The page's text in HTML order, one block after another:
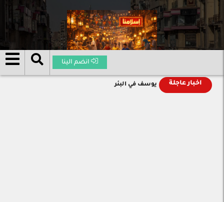
انضم الينا
اخبار عاجلة يوسف في البئر